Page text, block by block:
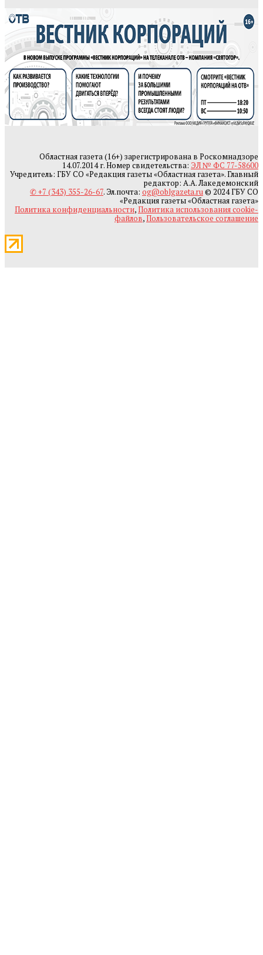
Областная газета (16+) зарегистрирована в Роскомнадзоре
14.07.2014 г. Номер свидетельства: ЭЛ № ФС 77-58600
Учредитель: ГБУ СО «Редакция газеты «Областная газета». Главный
редактор: А.А. Лакедемонский
✆ +7 (343) 355-26-67. Эл.почта: og@oblgazeta.ru© 2024 ГБУ СО
«Редакция газеты «Областная газета»
Политика конфиденциальности,Политика использования cookie-
файлов,Пользовательское соглашение